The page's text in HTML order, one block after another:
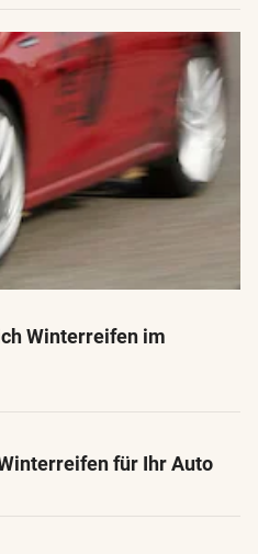
Winterreifen im
für Ihr Auto